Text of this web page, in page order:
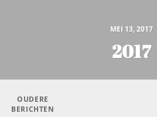
MEI 13, 2017
2017
OUDERE
BERICHTEN